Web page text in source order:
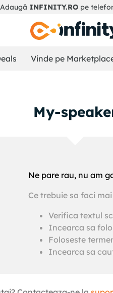
Adaugă INFINITY.ROpe
Vinde pe
my-
Ne pare rau, nu am
Ce trebuie sa faci
Verifica textul
Incearca sa
Foloseste
Incearca sa